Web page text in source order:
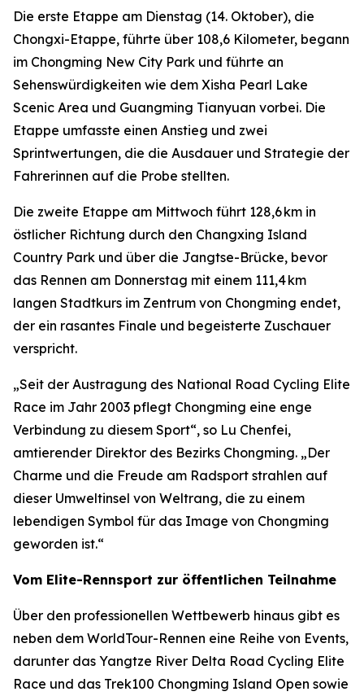
Die erste Etappe am Dienstag (14. Oktober), die
Chongxi-Etappe, führte über 108,6 Kilometer, begann
im Chongming New City Park und führte an
Sehenswürdigkeiten wie dem Xisha Pearl Lake
Scenic Area und Guangming Tianyuan vorbei. Die
Etappe umfasste einen Anstieg und zwei
Sprintwertungen, die die Ausdauer und Strategie der
Fahrerinnen auf die Probe stellten.
Die zweite Etappe am Mittwoch führt 128,6 km in
östlicher Richtung durch den Changxing Island
Country Park und über die Jangtse-Brücke, bevor
das Rennen am Donnerstag mit einem 111,4 km
langen Stadtkurs im Zentrum von Chongming endet,
der ein rasantes Finale und begeisterte Zuschauer
verspricht.
„Seit der Austragung des National Road Cycling Elite
Race im Jahr 2003 pflegt Chongming eine enge
Verbindung zu diesem Sport“, so Lu Chenfei,
amtierender Direktor des Bezirks Chongming. „Der
Charme und die Freude am Radsport strahlen auf
dieser Umweltinsel von Weltrang, die zu einem
lebendigen Symbol für das Image von Chongming
geworden ist.“
Vom Elite-Rennsport zur öffentlichen Teilnahme
Über den professionellen Wettbewerb hinaus gibt es
neben dem WorldTour-Rennen eine Reihe von Events,
darunter das Yangtze River Delta Road Cycling Elite
Race und das Trek100 Chongming Island Open sowie